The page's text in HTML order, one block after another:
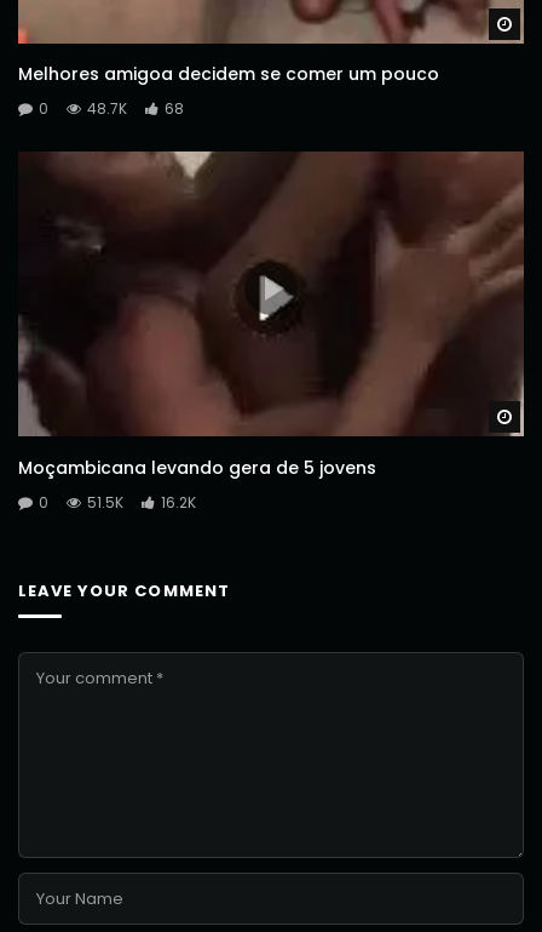
Melhores amigoa decidem se comer um pouco
0 48.7K 68
Moçambicana levando gera de 5 jovens
0 51.5K 16.2K
LEAVE YOUR COMMENT